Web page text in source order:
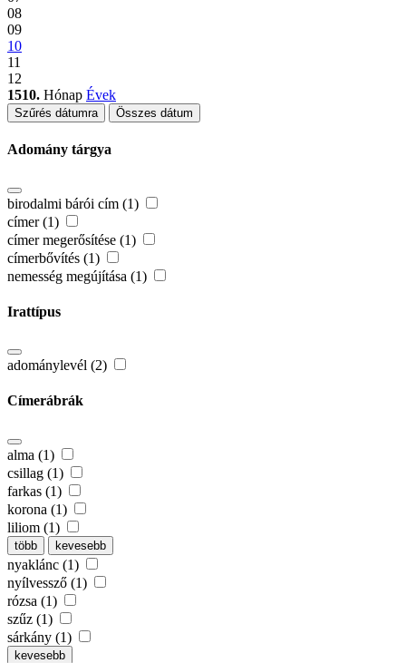
08
09
10
11
12
1510. Hónap Évek
Szűrés dátumra Összes dátum
Adomány tárgya
birodalmi bárói cím (1)
címer (1)
címer megerősítése (1)
címerbővítés (1)
nemesség megújítása (1)
Irattípus
adománylevél (2)
Címerábrák
alma (1)
csillag (1)
farkas (1)
korona (1)
liliom (1)
több kevesebb
nyaklánc (1)
nyílvessző (1)
rózsa (1)
szűz (1)
sárkány (1)
kevesebb